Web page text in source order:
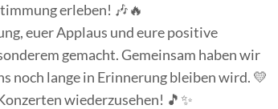
erleben! 🎶🔥
euer Applaus und eure positive
gemacht. Gemeinsam haben wir
noch lange in Erinnerung bleiben wird. 💛
wiederzusehen! 🎵✨